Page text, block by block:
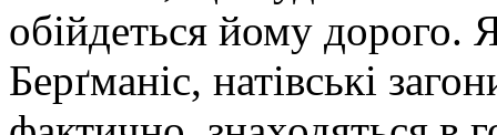
обійдеться йому дорого.
Берґманіс, натівські